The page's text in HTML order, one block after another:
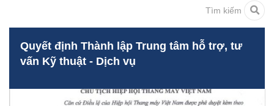
Tìm kiếm
Quyết định Thành lập Trung tâm hỗ trợ, tư
vấn Kỹ thuật - Dịch vụ